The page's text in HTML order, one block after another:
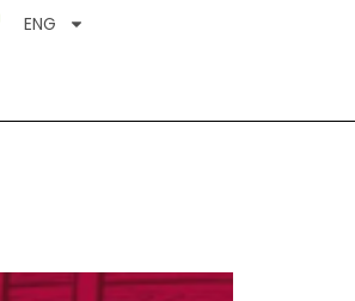
ENG